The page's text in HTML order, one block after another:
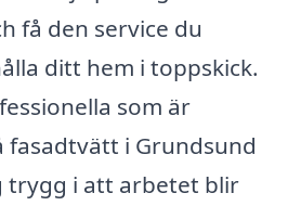
få den service du
ditt hem i toppskick.
som är
fasadtvätt i Grundsund
trygg i att arbetet blir